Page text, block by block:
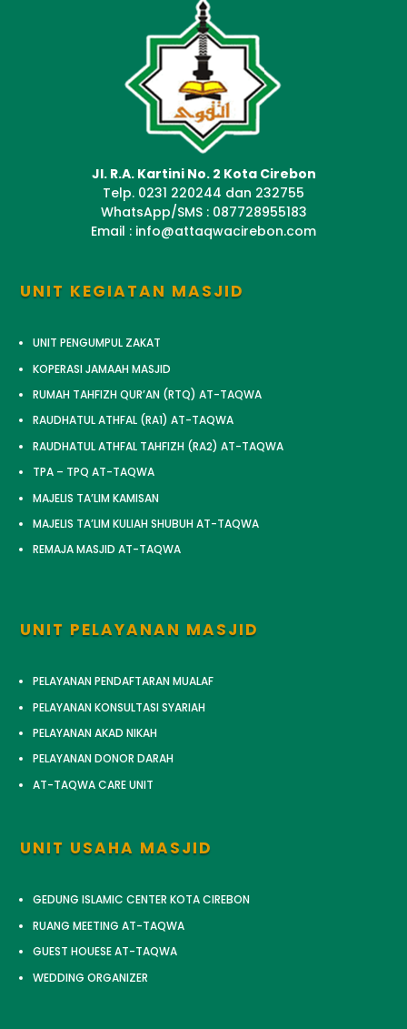
Jl. R.A. Kartini No. 2 Kota Cirebon
Telp. 0231 220244 dan 232755
WhatsApp/SMS : 087728955183
Email : info@attaqwacirebon.com
UNIT KEGIATAN MASJID
UNIT PENGUMPUL ZAKAT
KOPERASI JAMAAH MASJID
RUMAH TAHFIZH QUR’AN (RTQ) AT-TAQWA
RAUDHATUL ATHFAL (RA1) AT-TAQWA
RAUDHATUL ATHFAL TAHFIZH (RA2) AT-TAQWA
TPA – TPQ AT-TAQWA
MAJELIS TA’LIM KAMISAN
MAJELIS TA’LIM KULIAH SHUBUH AT-TAQWA
REMAJA MASJID AT-TAQWA
UNIT PELAYANAN MASJID
PELAYANAN PENDAFTARAN MUALAF
PELAYANAN KONSULTASI SYARIAH
PELAYANAN AKAD NIKAH
PELAYANAN DONOR DARAH
AT-TAQWA CARE UNIT
UNIT USAHA MASJID
GEDUNG ISLAMIC CENTER KOTA CIREBON
RUANG MEETING AT-TAQWA
GUEST HOUESE AT-TAQWA
WEDDING ORGANIZER